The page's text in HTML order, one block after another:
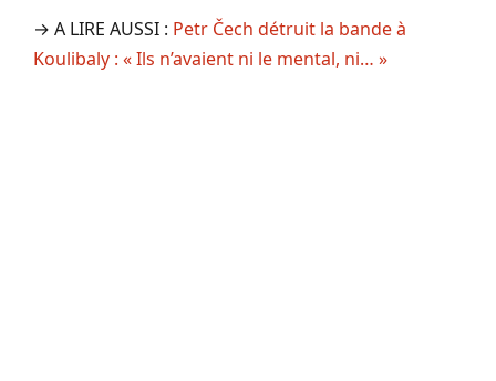
→ A LIRE AUSSI : Petr Čech détruit la bande à
Koulibaly : « Ils n’avaient ni le mental, ni… »